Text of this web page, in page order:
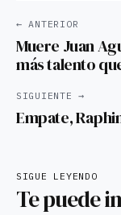
← ANTERIOR
Muere Juan
más talento
SIGUIENTE →
Empate,
SIGUE LEYENDO
Te puede